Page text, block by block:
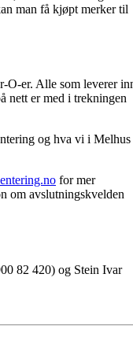
man få kjøpt merker til
O-er. Alle som leverer
nett er med i trekningen
og hva vi i Melhus
for mer
om avslutningskvelden
82 420) og Stein Ivar